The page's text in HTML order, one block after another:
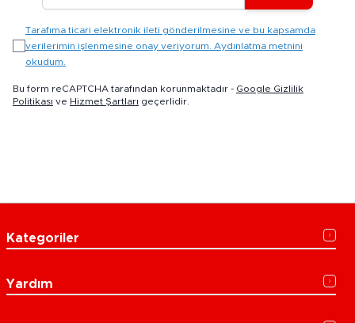
Tarafıma ticari elektronik ileti gönderilmesine ve bu kapsamda
verilerimin işlenmesine onay veriyorum. Aydınlatma metnini
okudum.
Bu form reCAPTCHA tarafından korunmaktadır - Google Gizlilik
Politikası ve Hizmet Şartları geçerlidir.
Kategoriler
Yardım